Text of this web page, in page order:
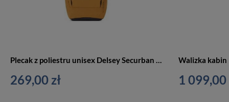
Plecak z poliestru unisex Delsey Securban miejski antykradzieżowy na laptop żółty
269,00 zł 1 099,00